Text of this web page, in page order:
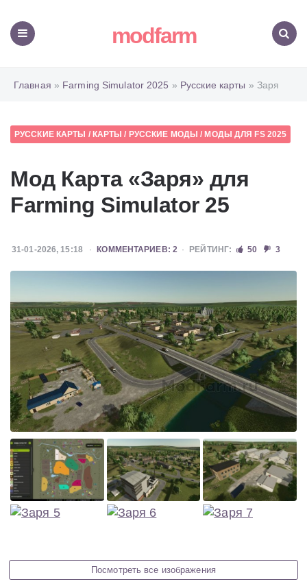
modfarm
Главная » Farming Simulator 2025 » Русские карты » Заря
РУССКИЕ КАРТЫ / КАРТЫ / РУССКИЕ МОДЫ / МОДЫ ДЛЯ FS 2025
Мод Карта «Заря» для
Farming Simulator 25
31-01-2026, 15:18 КОММЕНТАРИЕВ: 2 РЕЙТИНГ: 50 3
Посмотреть все изображения